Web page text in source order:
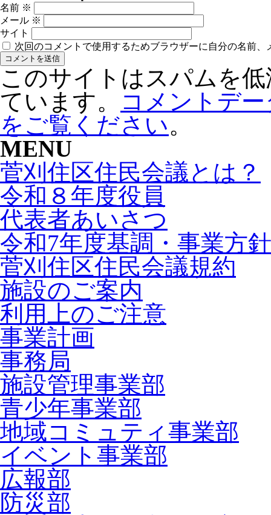
名前 ※
メール ※
サイト
次回のコメントで使用するためブラウザーに自分の名前
このサイトはスパムを
ています。
コメントデ
をご覧ください。
MENU
菅刈住区住民会議とは？
令和８年度役員
代表者あいさつ
令和7年度基調・事業方針
菅刈住区住民会議規約
施設のご案内
利用上のご注意
事業計画
事務局
施設管理事業部
青少年事業部
地域コミュティ事業部
イベント事業部
広報部
防災部